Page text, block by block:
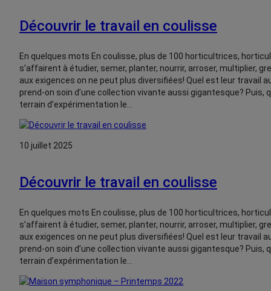
Découvrir le travail en coulisse
En quelques mots En coulisse, plus de 100 horticultrices,
s’affairent à étudier, semer, planter, nourrir, arroser, multiplier,
aux exigences on ne peut plus diversifiées! Quel est leur travail
prend-on soin d’une collection vivante aussi gigantesque? Puis,
terrain d’expérimentation le…
10 juillet 2025
Découvrir le travail en coulisse
En quelques mots En coulisse, plus de 100 horticultrices,
s’affairent à étudier, semer, planter, nourrir, arroser, multiplier,
aux exigences on ne peut plus diversifiées! Quel est leur travail
prend-on soin d’une collection vivante aussi gigantesque? Puis,
terrain d’expérimentation le…